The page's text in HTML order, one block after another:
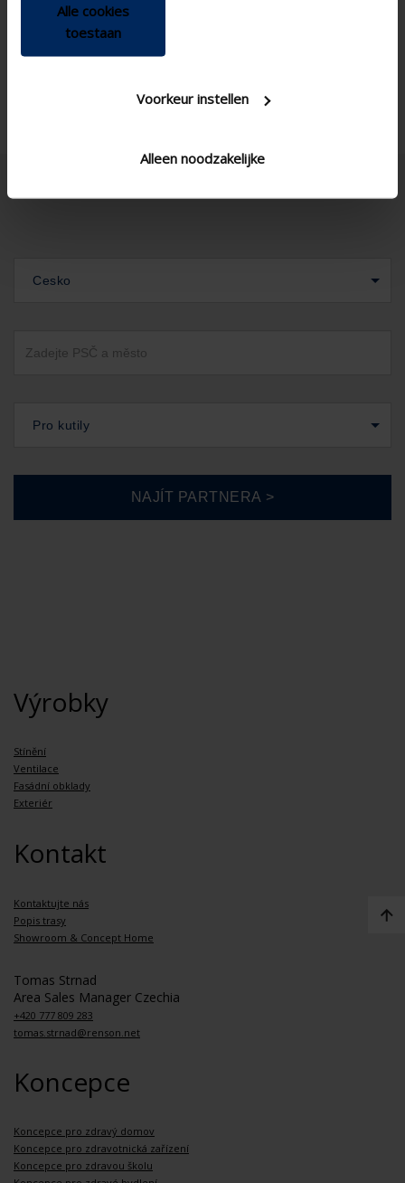
Alle cookies
toestaan
Voorkeur instellen
Alleen noodzakelijke
Window type
Cesko
Pro kutily
Výrobky
Stínění
Ventilace
Fasádní obklady
Exteriér
Kontakt
Kontaktujte nás
Popis trasy
Showroom & Concept Home
Tomas Strnad
Area Sales Manager Czechia
+420 777 809 283
tomas.strnad@renson.net
Koncepce
Koncepce pro zdravý domov
Koncepce pro zdravotnická zařízení
Koncepce pro zdravou školu